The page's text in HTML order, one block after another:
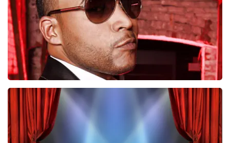
BESTEL NU
Don Omar
224 laatste 30 minuten
BESTEL NU